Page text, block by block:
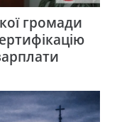
громади